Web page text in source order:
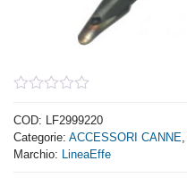
out
of
5
COD: LF2999220
Categorie: ACCESSORI CANNE,
Marchio: LineaEffe